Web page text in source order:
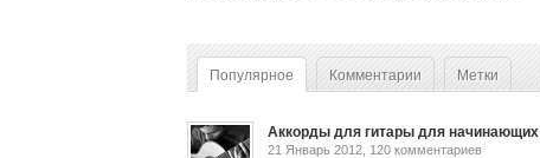
Популярное Комментарии Метки
Аккорды для гитары для начинающих
21 Январь 2012, 120 комментариев